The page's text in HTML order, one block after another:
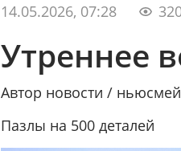
14.05.2026, 07:28
Утреннее
Автор новости /
Пазлы на 500 деталей